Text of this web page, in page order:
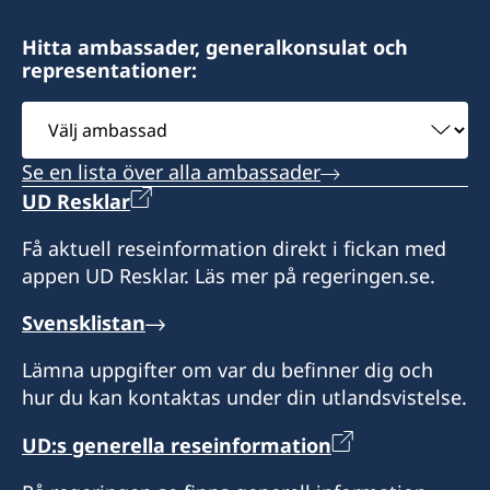
Hitta ambassader, generalkonsulat och
representationer:
Välj
ambassad
Se en lista över alla ambassader
UD Resklar
Få aktuell reseinformation direkt i fickan med
appen UD Resklar. Läs mer på regeringen.se.
Svensklistan
Lämna uppgifter om var du befinner dig och
hur du kan kontaktas under din utlandsvistelse.
UD:s generella reseinformation